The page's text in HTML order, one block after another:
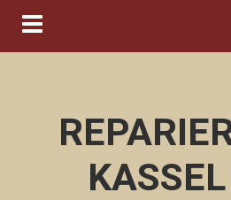
Navigation ein-/ausblenden